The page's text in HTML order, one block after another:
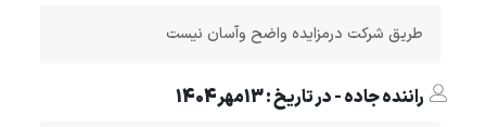
طریق شرکت درمزایده واضح وآسان نیست
راننده جاده - در تاریخ : 13مهر1404